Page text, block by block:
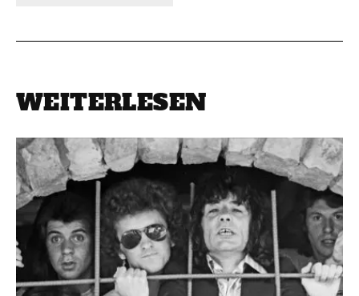
WEITERLESEN